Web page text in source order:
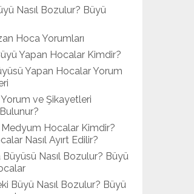
Nasıl Bozulur? Büyü
Hoca Yorumları
Yapan Hocalar Kimdir?
Yapan Hocalar Yorum
ve Şikayetleri
Medyum Hocalar Kimdir?
Nasıl Ayırt Edilir?
Nasıl Bozulur? Büyü
Büyü Nasıl Bozulur? Büyü